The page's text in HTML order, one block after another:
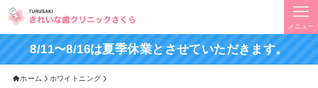
メニュー
8/11〜8/16は夏季休業とさせていただきます。
ホーム ホワイトニング